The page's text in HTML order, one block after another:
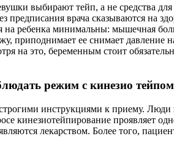
выбирают тейп, а не средства
предписания врача сказываются на
на ребенка минимальны: мышечная
приподнимает ее снимает
на это, беременным стоит
режим с кинезио тейпом
инструкциями к приему. Люди
кинезиотейпирование проявляет
лекарством. Более того,